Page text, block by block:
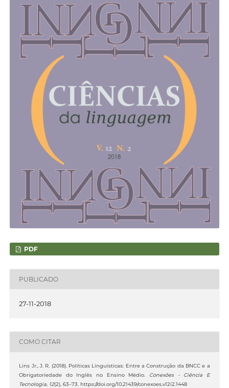
PDF
PUBLICADO
27-11-2018
COMO CITAR
Lins Jr., J. R. (2018). Políticas Linguísticas: Entre a Construção da BNCC e a
Obrigatoriedade do Inglês no Ensino Médio. Conexões - Ciência E
Tecnologia, 12(2), 63–73. https://doi.org/10.21439/conexoes.v12i2.1448